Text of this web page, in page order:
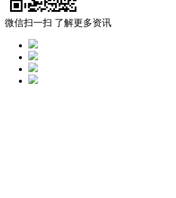
微信扫一扫 了解更多资讯